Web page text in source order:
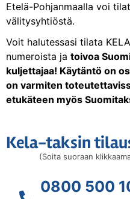
Etelä-Pohjanmaalla voi
välitysyhtiöstä.
Voit halutessasi tilata
numeroista ja toivoa
kuljettajaa! Käytäntö on
on varmiten
etukäteen myös
Kela-taksin
(Soita suoraan
0800 500